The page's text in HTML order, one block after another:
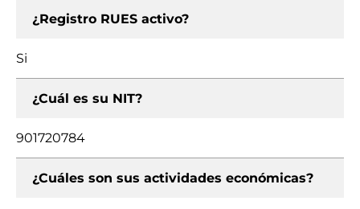
¿Registro RUES activo?
Si
¿Cuál es su NIT?
901720784
¿Cuáles son sus actividades económicas?